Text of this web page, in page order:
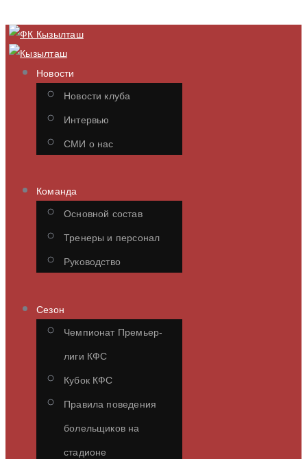
Новости
Новости клуба
Интервью
СМИ о нас
Команда
Основной состав
Тренеры и персонал
Руководство
Сезон
Чемпионат Премьер-
лиги КФС
Кубок КФС
Правила поведения
болельщиков на
стадионе